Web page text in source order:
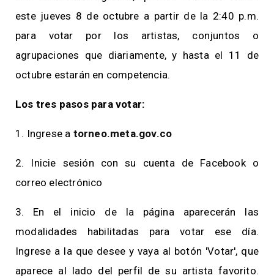
este jueves 8 de octubre a partir de la 2:40 p.m.
para votar por los artistas, conjuntos o
agrupaciones que diariamente, y hasta el 11 de
octubre estarán en competencia.
Los tres pasos para votar:
1. Ingrese a torneo.meta.gov.co
2. Inicie sesión con su cuenta de Facebook o
correo electrónico
3. En el inicio de la página aparecerán las
modalidades habilitadas para votar ese día.
Ingrese a la que desee y vaya al botón 'Votar', que
aparece al lado del perfil de su artista favorito.